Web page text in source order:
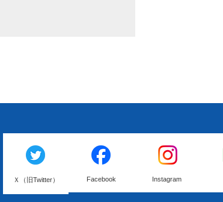
Ｘ（旧Twitter） Facebook Instagram